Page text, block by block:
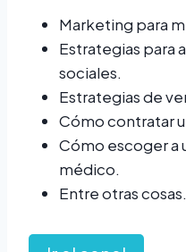
Marketing para
Estrategias para
sociales.
Estrategias de
Cómo contratar
Cómo escoger a
médico.
Entre otras cosas.